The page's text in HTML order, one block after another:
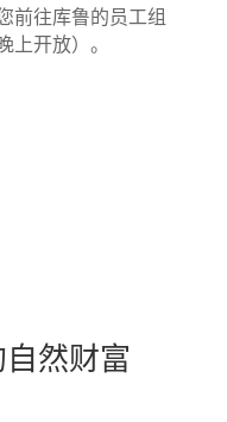
前往库鲁的员工组
上开放）。
然财富